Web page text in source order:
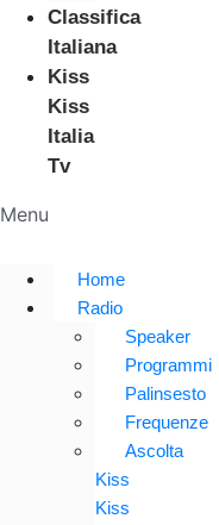
Classifica
Italiana
Kiss
Kiss
Italia
Tv
Menu
Home
Radio
Speaker
Programmi
Palinsesto
Frequenze
Ascolta
Kiss
Kiss